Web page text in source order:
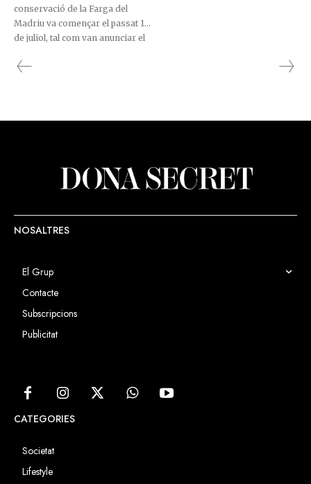
conservació de la Farga del
Madriu va començar el passat 18
de juliol, tal com van anunciar el
engegat pel departament de
NOSALTRES
El Grup
Contacte
Subscripcions
Publicitat
CATEGORIES
Societat
Lifestyle